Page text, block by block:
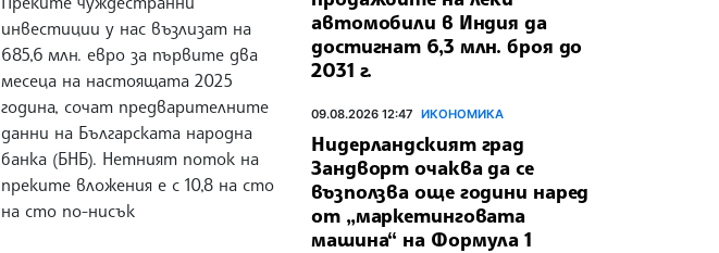
инвестиции у нас възлизат на
685,6 млн. евро за първите два
месеца на настоящата 2025
година, сочат предварителните
данни на Българската народна
банка (БНБ). Нетният поток на
преките вложения е с 10,8 на сто
на сто по-нисък
автомобили в Индия да
достигнат 6,3 млн. броя до
2031 г.
09.08.2026 12:47 ИКОНОМИКА
Нидерландският град
Зандворт очаква да се
възползва още години наред
от „маркетинговата
машина“ на Формула 1